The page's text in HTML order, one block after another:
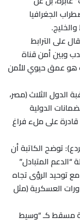
الجغرافيا
على الترابط
وبين أمن قناة
هو عمق حيوي للأمن
الدول الثلاث (مصر،
الدولية
قادرة على ملء فراغ
توضح الكاتبة أن
“الدعم المتبادل”
توحيد الرؤى تجاه
العسكرية (مثل
مسقط كـ “وسيط